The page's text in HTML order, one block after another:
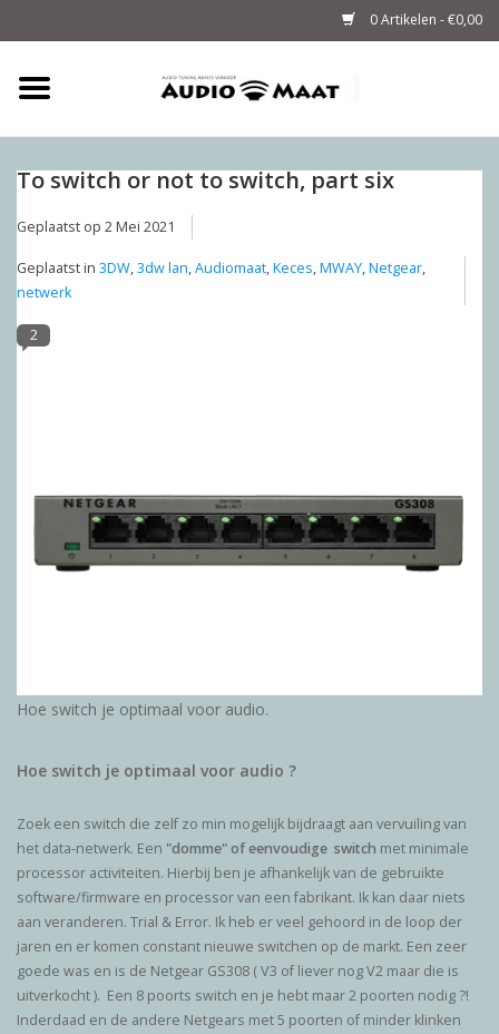
0 Artikelen - €0,00
Tuning
M-WAY Cables &
Powerstrips
Audio
Reviews
Blog
To switch or not to switch, part six
Geplaatst op 2 Mei 2021
Geplaatst in 3DW,3dw lan,Audiomaat,Keces,MWAY,Netgear,
netwerk
2
Hoe switch je optimaal voor audio.
Hoe switch je optimaal voor audio ?
Zoek een switch die zelf zo min mogelijk bijdraagt aan vervuiling van
het data-netwerk. Een "domme" of eenvoudige switch met minimale
processor activiteiten. Hierbij ben je afhankelijk van de gebruikte
software/firmware en processor van een fabrikant. Ik kan daar niets
aan veranderen. Trial & Error. Ik heb er veel gehoord in de loop der
jaren en er komen constant nieuwe switchen op de markt. Een zeer
goede was en is de Netgear GS308 ( V3 of liever nog V2 maar die is
uitverkocht ). Een 8 poorts switch en je hebt maar 2 poorten nodig ?!
Inderdaad en de andere Netgears met 5 poorten of minder klinken